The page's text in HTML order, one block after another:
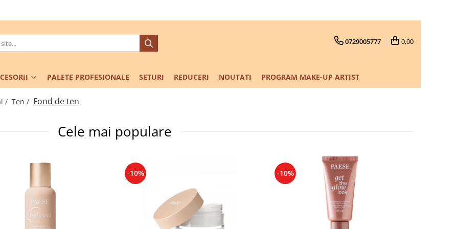
0729005777 0,00
PALETE PROFESIONALE SETURI REDUCERI NOUTATI PROGRAM MAKE-UP ARTIST
/ Ten / Fond de ten
Cele mai populare
-10% -10%